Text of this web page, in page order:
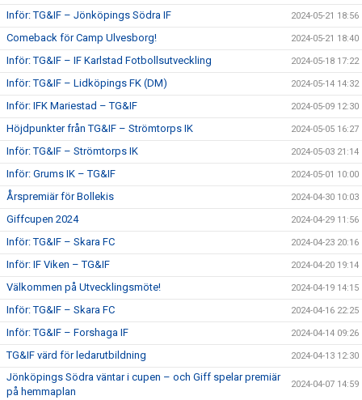
Inför: TG&IF – Jönköpings Södra IF 2024-05-21 18:56
Comeback för Camp Ulvesborg! 2024-05-21 18:40
Inför: TG&IF – IF Karlstad Fotbollsutveckling 2024-05-18 17:22
Inför: TG&IF – Lidköpings FK (DM) 2024-05-14 14:32
Inför: IFK Mariestad – TG&IF 2024-05-09 12:30
Höjdpunkter från TG&IF – Strömtorps IK 2024-05-05 16:27
Inför: TG&IF – Strömtorps IK 2024-05-03 21:14
Inför: Grums IK – TG&IF 2024-05-01 10:00
Årspremiär för Bollekis 2024-04-30 10:03
Giffcupen 2024 2024-04-29 11:56
Inför: TG&IF – Skara FC 2024-04-23 20:16
Inför: IF Viken – TG&IF 2024-04-20 19:14
Välkommen på Utvecklingsmöte! 2024-04-19 14:15
Inför: TG&IF – Skara FC 2024-04-16 22:25
Inför: TG&IF – Forshaga IF 2024-04-14 09:26
TG&IF värd för ledarutbildning 2024-04-13 12:30
Jönköpings Södra väntar i cupen – och Giff spelar premiär
på hemmaplan
2024-04-07 14:59